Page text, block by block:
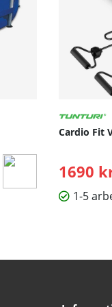
Cardio Fit
1690
1-5